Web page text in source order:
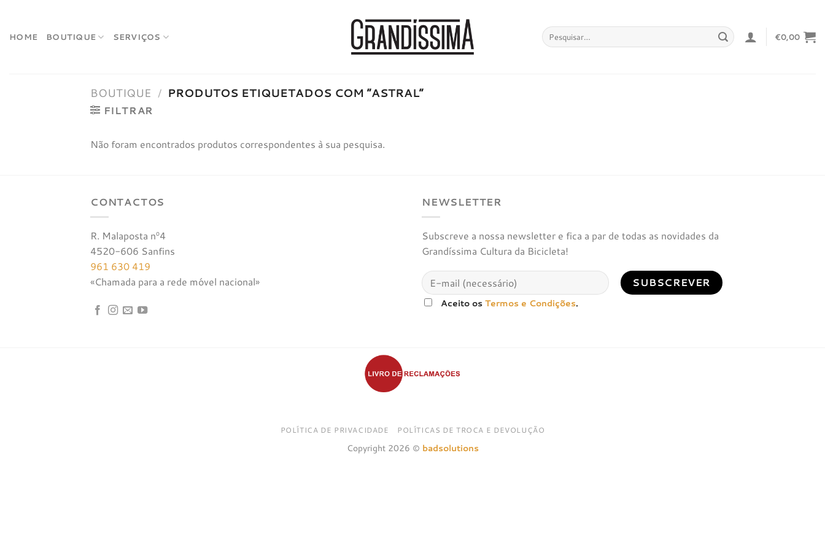
content
HOME BOUTIQUE SERVIÇOS
Pesquisar
por:
€0,00
BOUTIQUE / PRODUTOS ETIQUETADOS COM “ASTRAL”
FILTRAR
Não foram encontrados produtos correspondentes à sua pesquisa.
CONTACTOS
R. Malaposta nº4
4520-606 Sanfins
961 630 419
«Chamada para a rede móvel nacional»
NEWSLETTER
Subscreve a nossa newsletter e fica a par de todas as novidades da
Grandíssima Cultura da Bicicleta!
Aceito osTermos e Condições.
POLÍTICA DE PRIVACIDADE POLÍTICAS DE TROCA E DEVOLUÇÃO
Copyright 2026 © badsolutions